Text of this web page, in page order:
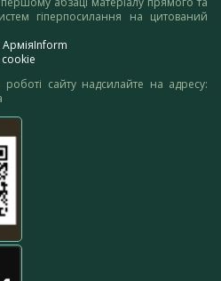
гіперпосилання на цитований
АрміяInform
cookie
сайту надсилайте на адресу: